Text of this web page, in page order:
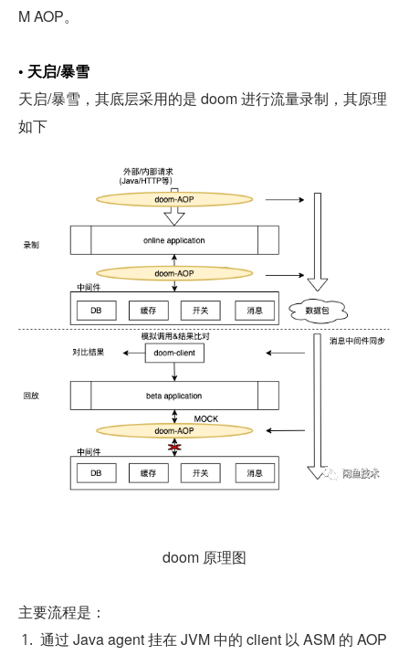
M AOP。
• 天启/暴雪
天启/暴雪，其底层采用的是 doom 进行流量录制，其原理
如下
doom 原理图
主要流程是：
通过 Java agent 挂在 JVM 中的 client 以 ASM 的 AOP